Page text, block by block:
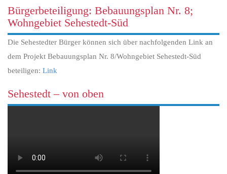
Bürgerbeteiligung: Bebauungsplan Nr. 8;
Wohngebiet Sehestedt-Süd
Die Sehestedter Bürger können sich über nachfolgenden Link an
dem Projekt Bebauungsplan Nr. 8/Wohngebiet Sehestedt-Süd
beteiligen: Link
Sehestedt – von oben